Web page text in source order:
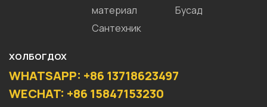
материал
Сантехник
Бусад
ХОЛБОГДОХ
WHATSAPP: +86 13718623497
WECHAT: +86 15847153230